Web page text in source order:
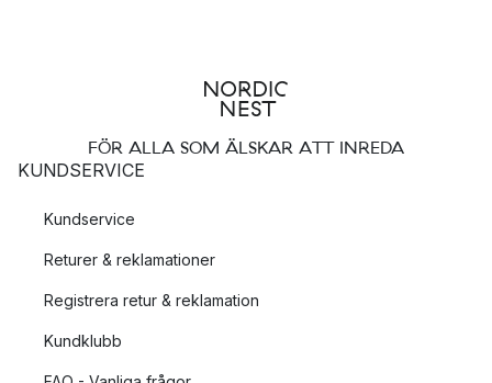
FÖR ALLA SOM ÄLSKAR ATT INREDA
KUNDSERVICE
Kundservice
Returer & reklamationer
Registrera retur & reklamation
Kundklubb